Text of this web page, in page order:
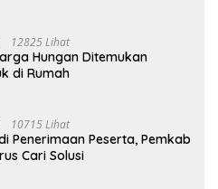
12825 Lihat
Hungan Ditemukan
di Rumah
10715 Lihat
Penerimaan Peserta, Pemkab
Cari Solusi